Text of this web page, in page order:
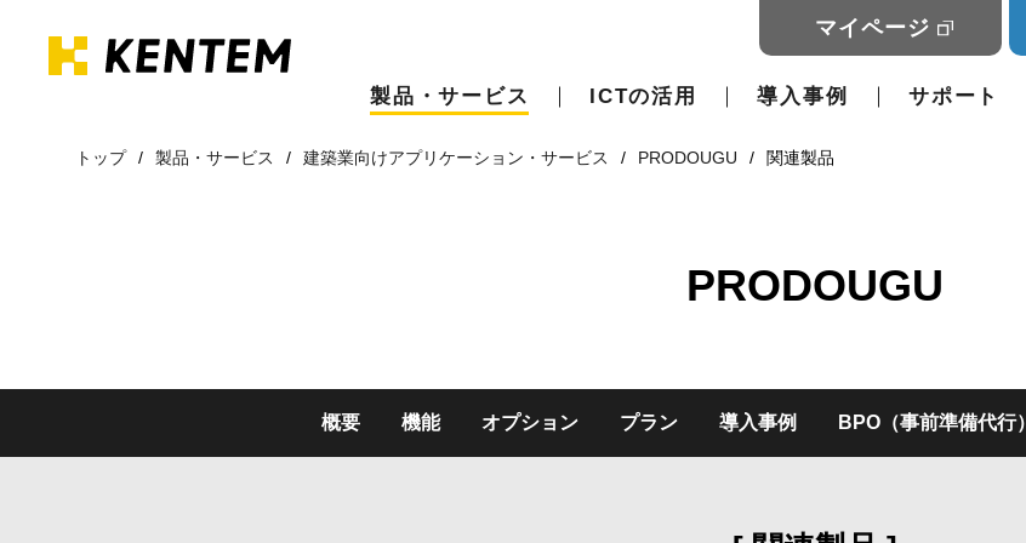
製品・サービス ICTの活用 導入事例 サポート
マイページ
トップ 製品・サービス 建築業向けアプリケーション・サービス PRODOUGU 関連製品
PRODOUGU
概要 機能 オプション プラン 導入事例 BPO（事前準備代行）